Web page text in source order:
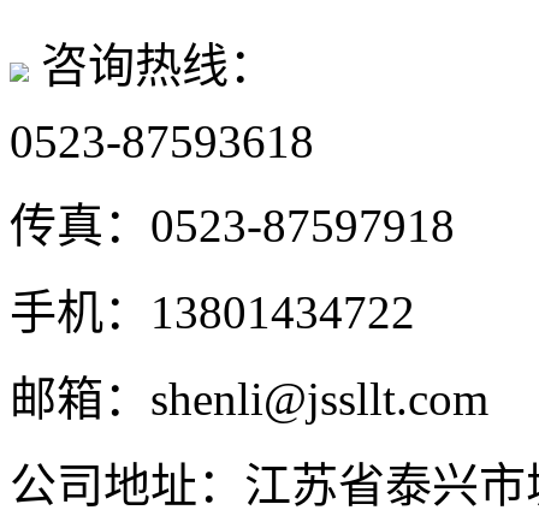
咨询热线：
0523-87593618
传真： 0523-87597918
手机： 13801434722
邮箱： shenli@jssllt.com
公司地址： 江苏省泰兴